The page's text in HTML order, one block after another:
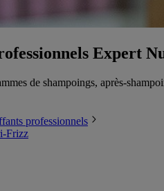
Expert
de shampoings, après-
professionnels
Frizz